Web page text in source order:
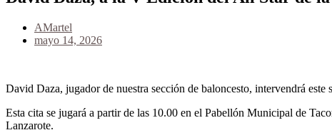
AMartel
mayo 14, 2026
David Daza, jugador de nuestra sección de baloncesto, intervendrá
Esta cita se jugará a partir de las 10.00 en el Pabellón Municipal de
Lanzarote.